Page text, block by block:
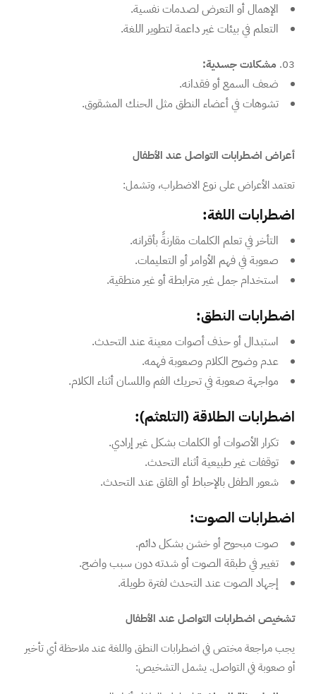
الإهمال أو التعرض لصدمات نفسية.
التعلم في بيئات غير داعمة لتطوير اللغة.
مشكلات جسدية:
ضعف السمع أو فقدانه.
تشوهات في أعضاء النطق مثل الحنك المشقوق.
أعراض اضطرابات التواصل عند الأطفال
تعتمد الأعراض على نوع الاضطراب، وتشمل:
اضطرابات اللغة:
التأخر في تعلم الكلمات مقارنةً بأقرانه.
صعوبة في فهم الأوامر أو التعليمات.
استخدام جمل غير مترابطة أو غير منطقية.
اضطرابات النطق:
استبدال أو حذف أصوات معينة عند التحدث.
عدم وضوح الكلام وصعوبة فهمه.
مواجهة صعوبة في تحريك الفم واللسان أثناء الكلام.
اضطرابات الطلاقة (التلعثم):
تكرار الأصوات أو الكلمات بشكل غير إرادي.
توقفات غير طبيعية أثناء التحدث.
شعور الطفل بالإحباط أو القلق عند التحدث.
اضطرابات الصوت:
صوت مبحوح أو خشن بشكل دائم.
تغيير في طبقة الصوت أو شدته دون سبب واضح.
إجهاد الصوت عند التحدث لفترة طويلة.
تشخيص اضطرابات التواصل عند الأطفال
يجب مراجعة مختص في اضطرابات النطق واللغة عند ملاحظة أي تأخير
أو صعوبة في التواصل. يشمل التشخيص: